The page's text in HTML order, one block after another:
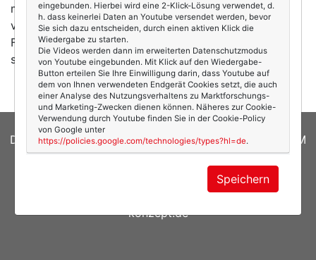
manchmal im Hallenbad an älteren Damen
vorbeischwimmen sieht. Aber eben auch keine dünnen
Fähnchen, die nichts von dem „Halt“ bieten, den man
sich als Sizeplus-Frau zumeist wünscht. Und…
DATENSCHUTZERKLÄRUNG|COOKIES|IMPRESSUM
| Susanne Ackstaller
Sibylle Zimmermann, hz-
konzept.de
eingebunden. Hierbei wird eine 2-Klick-Lösung verwendet, d.
h. dass keinerlei Daten an Youtube versendet werden, bevor
Sie sich dazu entscheiden, durch einen aktiven Klick die
Wiedergabe zu starten.
Die Videos werden dann im erweiterten Datenschutzmodus
von Youtube eingebunden. Mit Klick auf den Wiedergabe-
Button erteilen Sie Ihre Einwilligung darin, dass Youtube auf
dem von Ihnen verwendeten Endgerät Cookies setzt, die auch
einer Analyse des Nutzungsverhaltens zu Marktforschungs-
und Marketing-Zwecken dienen können. Näheres zur Cookie-
Verwendung durch Youtube finden Sie in der Cookie-Policy
von Google unter
https://policies.google.com/technologies/types?hl=de.
Speichern